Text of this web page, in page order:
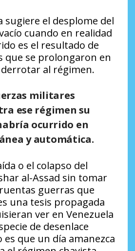
sugiere el desplome del
cuando en realidad
es el resultado de
que se prolongaron en
al régimen.
militares
ese régimen su
ocurrido en
y automática.
o el colapso del
al-Assad sin tomar
guerras que
una tesis propagada
ver en Venezuela
de desenlace
que un día amanezca